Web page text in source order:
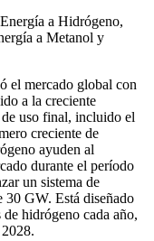
a Hidrógeno,
a Metanol y
el mercado global con
a la creciente
uso final, incluido el
creciente de
ayuden al
durante el período
un sistema de
30 GW. Está diseñado
hidrógeno cada año,